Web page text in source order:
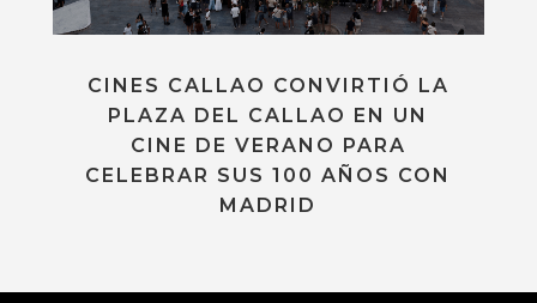
CINES CALLAO CONVIRTIÓ LA
PLAZA DEL CALLAO EN UN
CINE DE VERANO PARA
CELEBRAR SUS 100 AÑOS CON
MADRID